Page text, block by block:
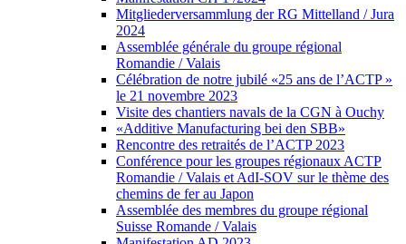
Mitgliederversammlung der RG Mittelland / Jura
2024
Assemblée générale du groupe régional
Romandie / Valais
Célébration de notre jubilé «25 ans de l’ACTP »
le 21 novembre 2023
Visite des chantiers navals de la CGN à Ouchy
«Additive Manufacturing bei den SBB»
Rencontre des retraités de l’ACTP 2023
Conférence pour les groupes régionaux ACTP
Romandie / Valais et AdI-SOV sur le thème des
chemins de fer au Japon
Assemblée des membres du groupe régional
Suisse Romande / Valais